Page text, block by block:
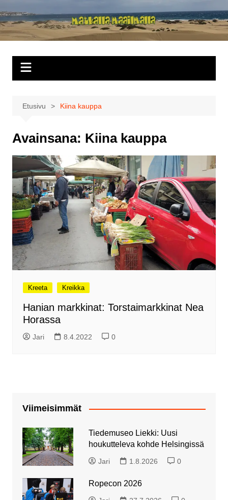
sisältöön
Matkalla
maailmalla
Etusivu Kiina kauppa
Avainsana: Kiina kauppa
Kreeta Kreikka
Hanian markkinat: Torstaimarkkinat Nea
Horassa
Jari 8.4.2022 0
Viimeisimmät
Tiedemuseo Liekki: Uusi
houkutteleva kohde Helsingissä
Jari 1.8.2026 0
Ropecon 2026